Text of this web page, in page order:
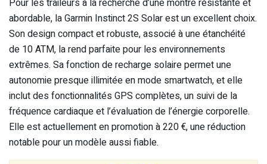
abordable, la Garmin Instinct 2S Solar est un excellent choix.
Son design compact et robuste, associé à une étanchéité
de 10 ATM, la rend parfaite pour les environnements
extrêmes. Sa fonction de recharge solaire permet une
autonomie presque illimitée en mode smartwatch, et elle
inclut des fonctionnalités GPS complètes, un suivi de la
fréquence cardiaque et l’évaluation de l’énergie corporelle.
Elle est actuellement en promotion à 220 €, une réduction
notable pour un modèle aussi fiable.